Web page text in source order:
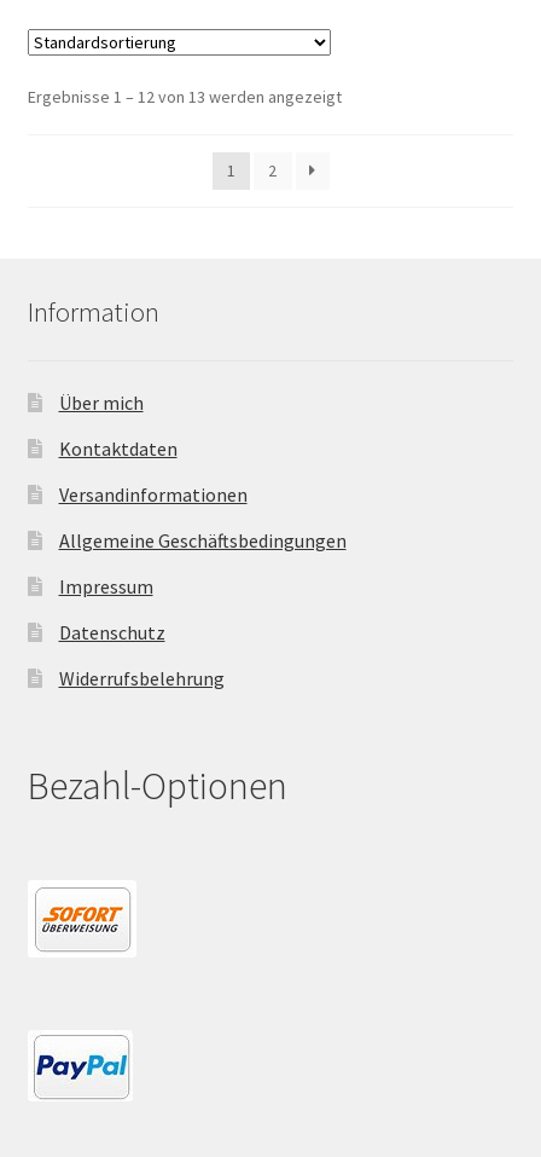
Ergebnisse 1 – 12 von 13 werden angezeigt
1 2
Information
Über mich
Kontaktdaten
Versandinformationen
Allgemeine Geschäftsbedingungen
Impressum
Datenschutz
Widerrufsbelehrung
Bezahl-Optionen